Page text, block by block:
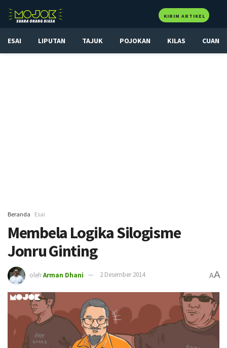
KIRIM ARTIKEL
ESAI LIPUTAN TAJUK POJOKAN KILAS CUAN
Beranda Esai
Membela Logika Silogisme
Jonru Ginting
oleh Arman Dhani 2 Desember 2014 AA